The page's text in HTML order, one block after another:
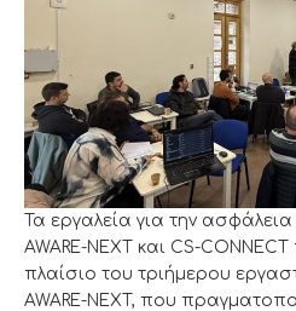
Τα εργαλεία για την
AWARE-NEXT και CS-
πλαίσιο του τριήμερου
AWARE-NEXT, που